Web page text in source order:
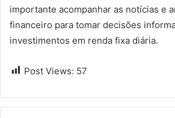
importante acompanhar as notícias e
financeiro para tomar decisões
investimentos em renda fixa diária.
Post Views: 57